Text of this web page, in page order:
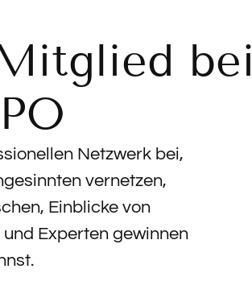
bei
Netzwerk bei,
vernetzen,
Einblicke von
Experten gewinnen